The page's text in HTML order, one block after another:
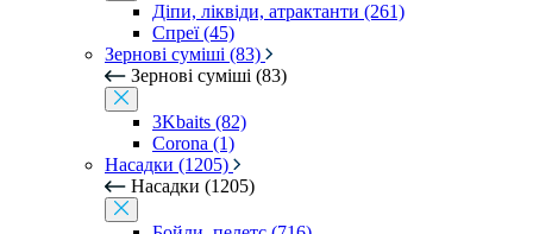
Діпи, ліквіди, атрактанти (261)
Спреї (45)
Зернові суміші (83)
Зернові суміші (83)
3Kbaits (82)
Corona (1)
Насадки (1205)
Насадки (1205)